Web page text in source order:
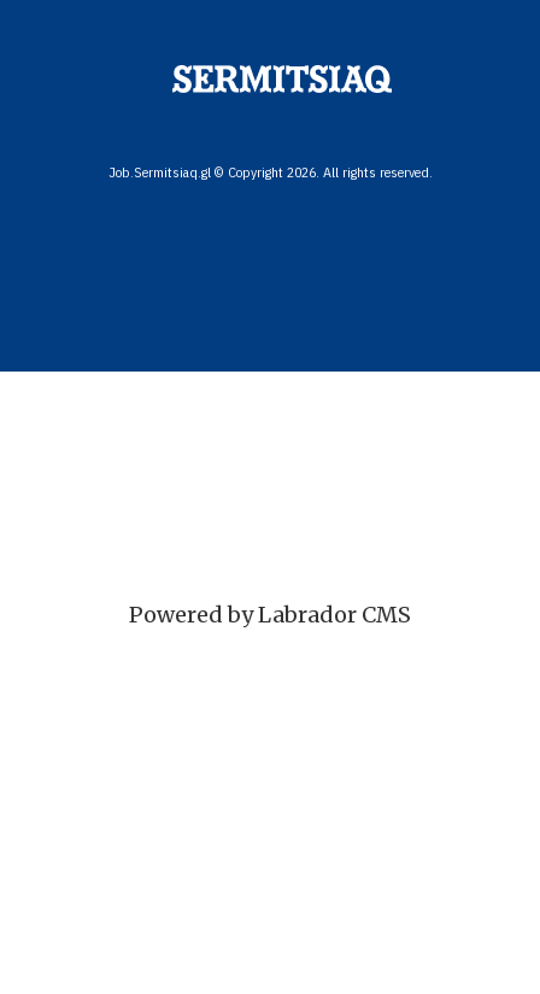
Job.Sermitsiaq.gl © Copyright 2026. All rights reserved.
Powered by Labrador CMS